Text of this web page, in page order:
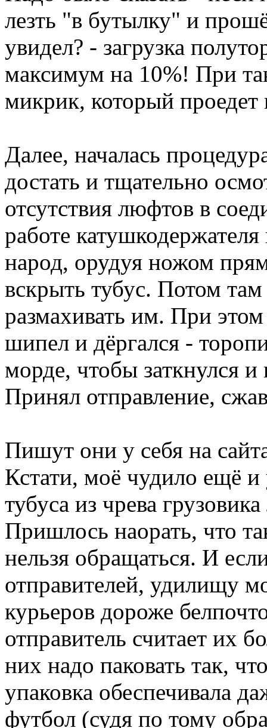
лезть "в бутылку" и
увидел? - загрузка
максимум на 10%! При
микрик, который
Далее, началась
достать и тщательно
отсутствия люфтов в
работе
народ, орудуя ножом
вскрыть тубус. Потом
размахивать им. При
шипел и дёргался -
морде, чтобы заткнулся
Принял отправление,
Пишут они у себя на
Кстати, моё чудило ещё
тубуса из чрева
Пришлось наорать, что
нельзя обращаться. И
отправителей, удилищу
курьеров дороже
отправитель считает их
них надо паковать так,
упаковка обеспечивала
футбол (судя по тому